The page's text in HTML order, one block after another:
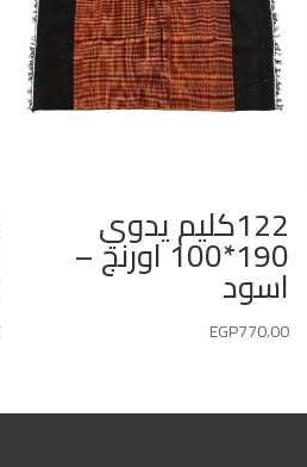
122كليم يدوي
190*100 اورنج –
اسود
EGP770.00